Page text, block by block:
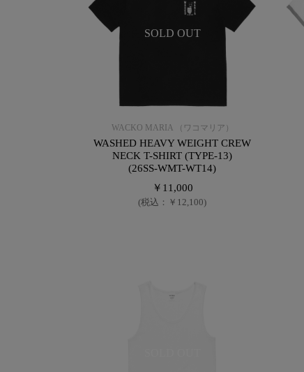
SOLD OUT
WACKO MARIA （ワコマリア）
WASHED HEAVY WEIGHT CREW
NECK T-SHIRT (TYPE-13)
(26SS-WMT-WT14)
￥11,000
(税込：￥12,100)